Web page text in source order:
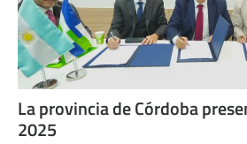
La provincia de Córdoba
2025